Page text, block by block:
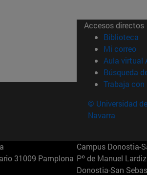
Accesos directos
Biblioteca
Mi correo
Aula virtual
Búsqueda
Trabaja
© Universidad de
Navarra
31009 Pamplona
Campus Donostia-
Pº de Manuel
Donostia-San